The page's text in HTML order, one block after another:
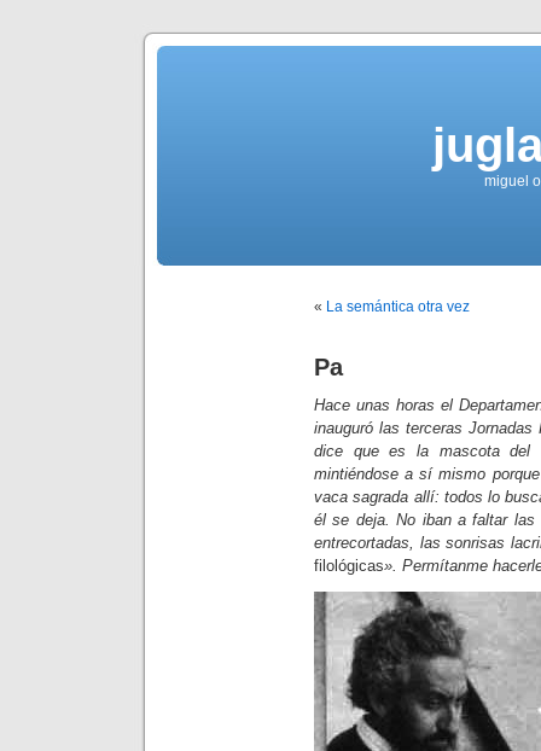
miguel
« La semántica otra vez
Pa
Hace unas horas el
inauguró las terceras
dice que es la mascota del
mintiéndose a sí mismo
vaca sagrada allí: todos lo
él se deja. No iban a faltar
entrecortadas, las sonrisas
filológicas». Permítanme